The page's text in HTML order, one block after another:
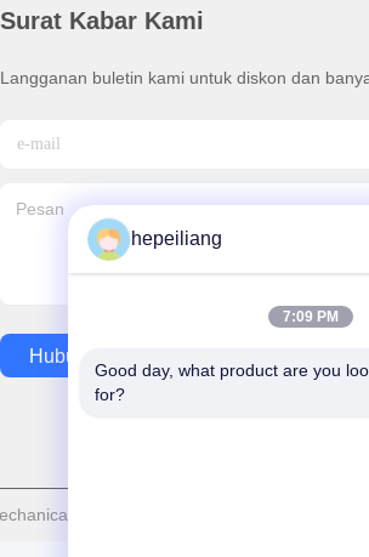
Surat Kabar Kami
Langganan buletin kami untuk diskon dan
Hubungi Kami
Equipment Co., Ltd. Semua. Semua
hepeiliang
7:09 PM
Good day, what product are you
for?